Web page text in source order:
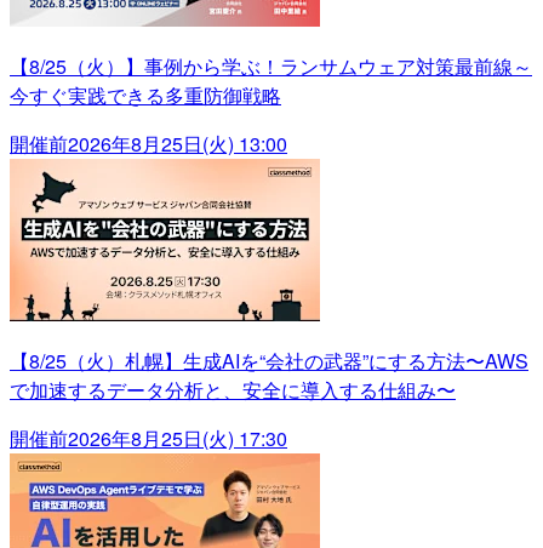
【8/25（火）】事例から学ぶ！ランサムウェア対策最前線～
今すぐ実践できる多重防御戦略
開催前2026年8月25日(火) 13:00
【8/25（火）札幌】生成AIを“会社の武器”にする方法〜AWS
で加速するデータ分析と、安全に導入する仕組み〜
開催前2026年8月25日(火) 17:30